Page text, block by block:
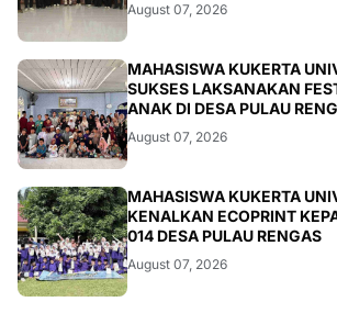
August 07, 2026
ARTIKEL
MAHASISWA KUKERTA
SUKSES LAKSANAKAN
ANAK DI DESA PULAU
August 07, 2026
ARTIKEL
MAHASISWA KUKERTA
KENALKAN ECOPRINT
014 DESA PULAU RENGAS
August 07, 2026